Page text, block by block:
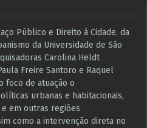
Público e Direito à Cidade, da
da Universidade de São
Carolina Heldt
Freire Santoro e Raquel
foco de atuação o
urbanas e habitacionais,
​em outras regiões
como a intervenção direta no